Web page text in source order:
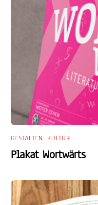
GESTALTEN KULTUR
Plakat Wortwärts